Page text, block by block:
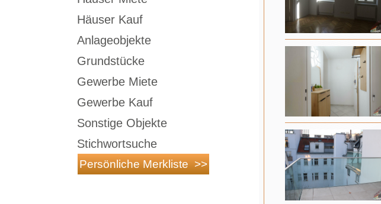
Häuser Kauf
Anlageobjekte
Grundstücke
Gewerbe Miete
Gewerbe Kauf
Sonstige Objekte
Stichwortsuche